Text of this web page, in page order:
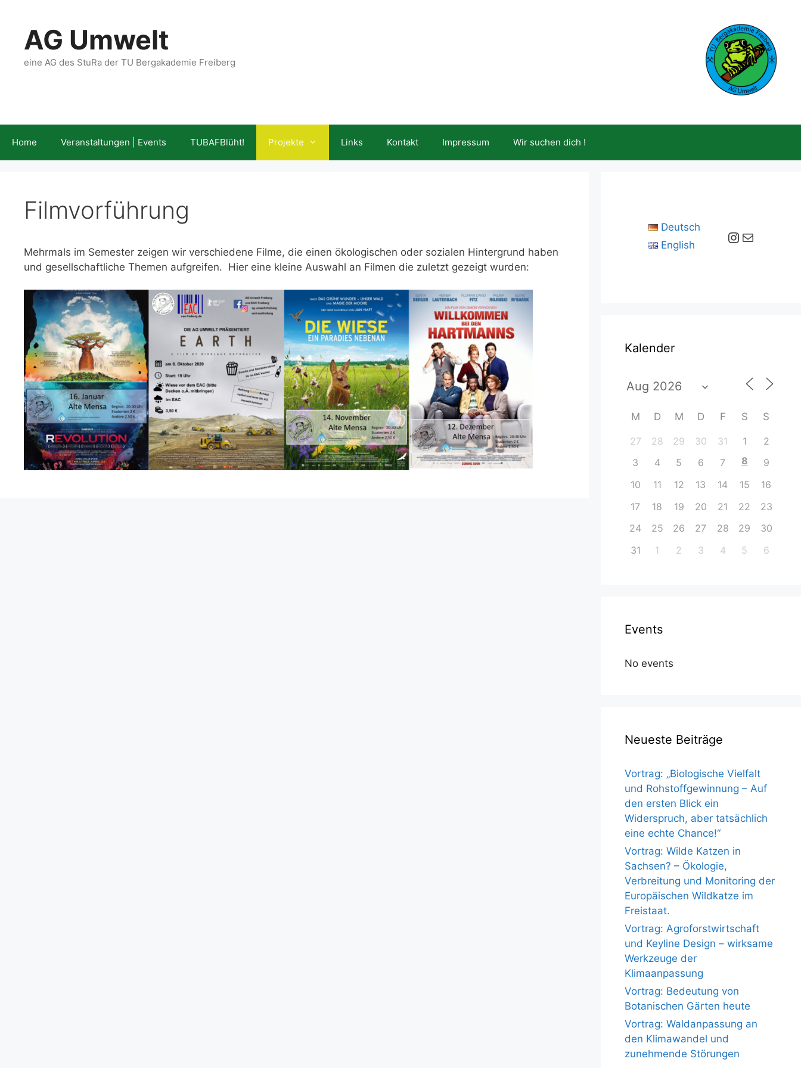
springenAG Umwelt
eine AG des StuRa der TU Bergakademie Freiberg
Home Veranstaltungen | Events TUBAFBlüht! Projekte Links Kontakt Impressum Wir suchen dich !
Filmvorführung
Mehrmals im Semester zeigen wir verschiedene Filme, die einen ökologischen oder sozialen Hintergrund haben
und gesellschaftliche Themen aufgreifen. Hier eine kleine Auswahl an Filmen die zuletzt gezeigt wurden:
Deutsch
English
Instagram E-Mail
Kalender
M D M D F S S
27 28 29 30 31 1
2
3
4 5 6 7 8
9
10
11 12 13 14 15
16
17
18 19 20 21 22
23
24
25 26 27 28 29
30
31
1 2 3 4 5 6
Events
No events
Neueste Beiträge
Vortrag: „Biologische Vielfalt
und Rohstoffgewinnung – Auf
den ersten Blick ein
Widerspruch, aber tatsächlich
eine echte Chance!“
Vortrag: Wilde Katzen in
Sachsen? – Ökologie,
Verbreitung und Monitoring der
Europäischen Wildkatze im
Freistaat.
Vortrag: Agroforstwirtschaft
und Keyline Design – wirksame
Werkzeuge der
Klimaanpassung
Vortrag: Bedeutung von
Botanischen Gärten heute
Vortrag: Waldanpassung an
den Klimawandel und
zunehmende Störungen